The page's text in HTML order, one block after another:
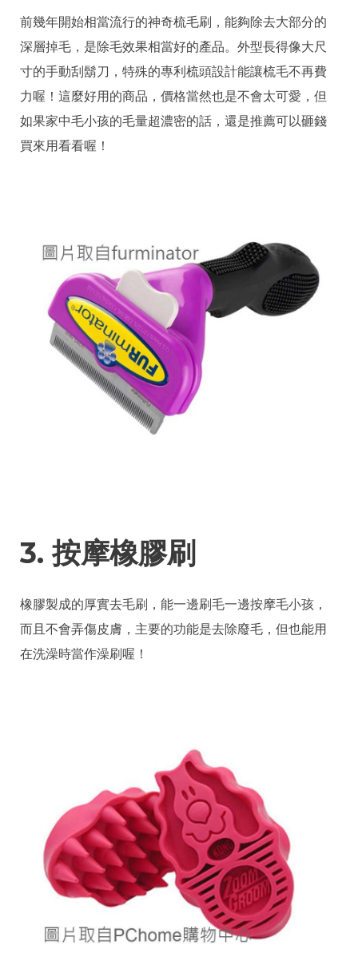
前幾年開始相當流行的神奇梳毛刷，能夠除去大部分的
深層掉毛，是除毛效果相當好的產品。外型長得像大尺
寸的手動刮鬍刀，特殊的專利梳頭設計能讓梳毛不再費
力喔！這麼好用的商品，價格當然也是不會太可愛，但
如果家中毛小孩的毛量超濃密的話，還是推薦可以砸錢
買來用看看喔！
3. 按摩橡膠刷
橡膠製成的厚實去毛刷，能一邊刷毛一邊按摩毛小孩，
而且不會弄傷皮膚，主要的功能是去除廢毛，但也能用
在洗澡時當作澡刷喔！